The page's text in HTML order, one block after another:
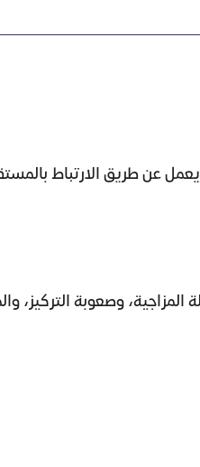
عن طريق الارتباط
المزاجية، وصعوبة التركيز،